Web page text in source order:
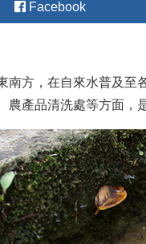
Facebook
南方，在自來水普及至
農產品清洗處等方面，